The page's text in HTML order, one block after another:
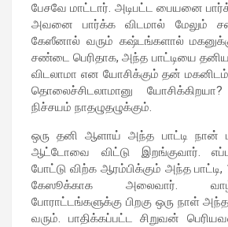
பேசவே மாட்டார். அடிபட்ட பையனை
அவனை பார்க்க விடமால் மேலும்
கேஸீனால் வரும் கஷ்டங்களால்
சண்டை பெரிதாக, அந்த பாட்டியை
விடலாமா என யோசிக்கும் தன்
தொலைச்சிடலாமானு
நிச்சயம் நாதழுதழுக்கும்.
ஒரு தனி ஆளாய் அந்த பாட்டி நான்
ஆட்டோவை விட்டு இறங்குவார்.
போட்டு விற்க ஆரம்பிக்கும் அந்த
கேஸூக்காக அலைவார்.
போராட்டங்களுக்கு பிறகு ஒரு நாள்
வரும். பாதிக்கப்பட்ட சிறுவன்